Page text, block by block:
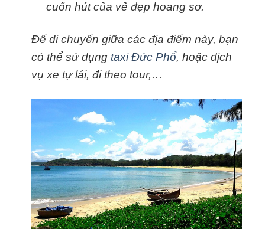
cuốn hút của vẻ đẹp hoang sơ.
Để di chuyển giữa các địa điểm này, bạn
có thể sử dụng taxi Đức Phổ, hoặc dịch
vụ xe tự lái, đi theo tour,…